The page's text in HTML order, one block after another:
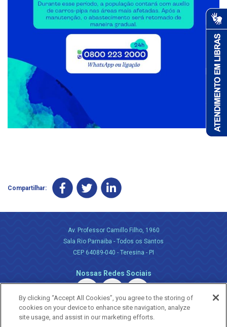
Compartilhar:
Av. Professor Camillo Filho, 1960
Sala Rio Parnaiba - Todos os Santos
CEP 64089-040 - Teresina - PI
Nossas Redes Sociais
By clicking “Accept All Cookies”, you agree to the storing of
cookies on your device to enhance site navigation, analyze
site usage, and assist in our marketing efforts.